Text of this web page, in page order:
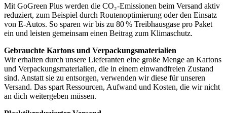
Mit GoGreen Plus werden die CO₂-Emissionen beim Versand aktiv
reduziert, zum Beispiel durch Routenoptimierung oder den Einsatz
von E-Autos. So sparen wir bis zu 80 % Treibhausgase pro Paket
ein und leisten gemeinsam einen Beitrag zum Klimaschutz.
Gebrauchte Kartons und Verpackungsmaterialien
Wir erhalten durch unsere Lieferanten eine große Menge an Kartons
und Verpackungsmaterialien, die in einem einwandfreien Zustand
sind. Anstatt sie zu entsorgen, verwenden wir diese für unseren
Versand. Das spart Ressourcen, Aufwand und Kosten, die wir nicht
an dich weitergeben müssen.